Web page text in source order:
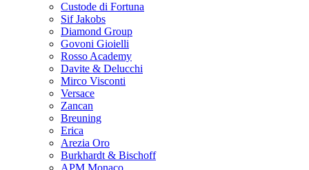
Custode di Fortuna
Sif Jakobs
Diamond Group
Govoni Gioielli
Rosso Academy
Davite & Delucchi
Mirco Visconti
Versace
Zancan
Breuning
Erica
Arezia Oro
Burkhardt & Bischoff